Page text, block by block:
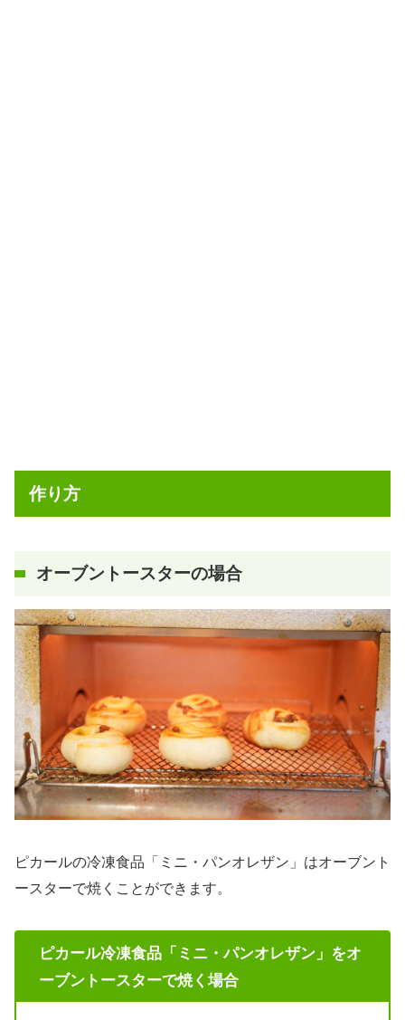
作り方
オーブントースターの場合
ピカールの冷凍食品「ミニ・パンオレザン」はオーブント
ースターで焼くことができます。
ピカール冷凍食品「ミニ・パンオレザン」をオ
ーブントースターで焼く場合